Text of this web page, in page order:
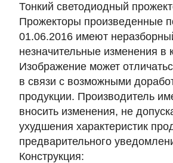
Тонкий светодиодный
Прожекторы произведенные
01.06.2016 имеют
незначительные изменения в
Изображение может
в связи с возможными
продукции. Производитель
вносить изменения, не
ухудшения характеристик
предварительного
Конструкция: